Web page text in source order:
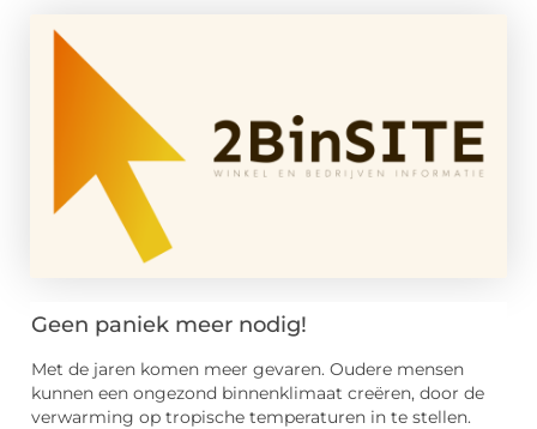
Geen paniek meer nodig!
Met de jaren komen meer gevaren. Oudere mensen
kunnen een ongezond binnenklimaat creëren, door de
verwarming op tropische temperaturen in te stellen.